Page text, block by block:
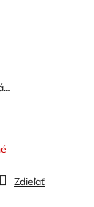
Zdieľať